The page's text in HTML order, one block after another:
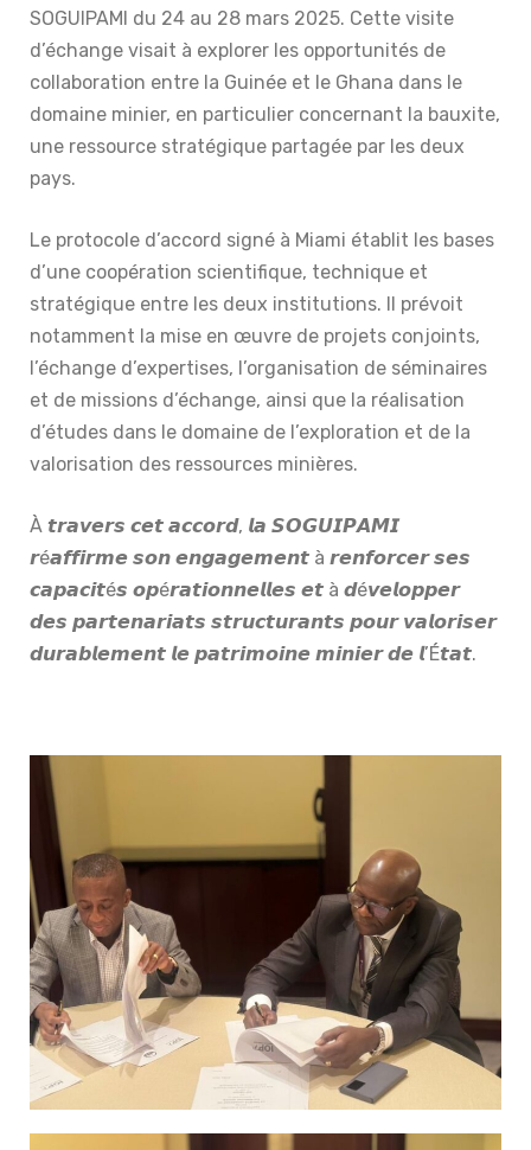
SOGUIPAMI du 24 au 28 mars 2025. Cette visite
d’échange visait à explorer les opportunités de
collaboration entre la Guinée et le Ghana dans le
domaine minier, en particulier concernant la bauxite,
une ressource stratégique partagée par les deux
pays.
Le protocole d’accord signé à Miami établit les bases
d’une coopération scientifique, technique et
stratégique entre les deux institutions. Il prévoit
notamment la mise en œuvre de projets conjoints,
l’échange d’expertises, l’organisation de séminaires
et de missions d’échange, ainsi que la réalisation
d’études dans le domaine de l’exploration et de la
valorisation des ressources minières.
À 𝙩𝙧𝙖𝙫𝙚𝙧𝙨 𝙘𝙚𝙩 𝙖𝙘𝙘𝙤𝙧𝙙, 𝙡𝙖 𝙎𝙊𝙂𝙐𝙄𝙋𝘼𝙈𝙄
𝙧é𝙖𝙛𝙛𝙞𝙧𝙢𝙚 𝙨𝙤𝙣 𝙚𝙣𝙜𝙖𝙜𝙚𝙢𝙚𝙣𝙩 à 𝙧𝙚𝙣𝙛𝙤𝙧𝙘𝙚𝙧 𝙨𝙚𝙨
𝙘𝙖𝙥𝙖𝙘𝙞𝙩é𝙨 𝙤𝙥é𝙧𝙖𝙩𝙞𝙤𝙣𝙣𝙚𝙡𝙡𝙚𝙨 𝙚𝙩 à 𝙙é𝙫𝙚𝙡𝙤𝙥𝙥𝙚𝙧
𝙙𝙚𝙨 𝙥𝙖𝙧𝙩𝙚𝙣𝙖𝙧𝙞𝙖𝙩𝙨 𝙨𝙩𝙧𝙪𝙘𝙩𝙪𝙧𝙖𝙣𝙩𝙨 𝙥𝙤𝙪𝙧 𝙫𝙖𝙡𝙤𝙧𝙞𝙨𝙚𝙧
𝙙𝙪𝙧𝙖𝙗𝙡𝙚𝙢𝙚𝙣𝙩 𝙡𝙚 𝙥𝙖𝙩𝙧𝙞𝙢𝙤𝙞𝙣𝙚 𝙢𝙞𝙣𝙞𝙚𝙧 𝙙𝙚 𝙡’É𝙩𝙖𝙩.